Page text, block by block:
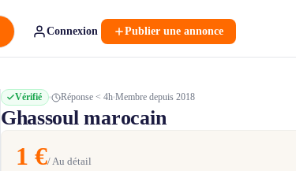
Connexion Publier une annonce
Vérifié Réponse < 4h Membre depuis 2018
Ghassoul marocain
1 €/ Au détail